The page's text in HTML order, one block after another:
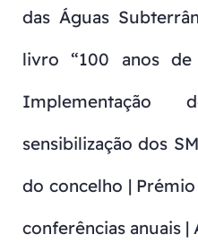
das Águas
livro “100 anos
sensibilização dos
do concelho |
conferências anuais |